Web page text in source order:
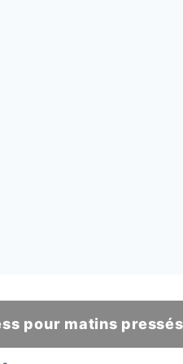
pour matins pressés